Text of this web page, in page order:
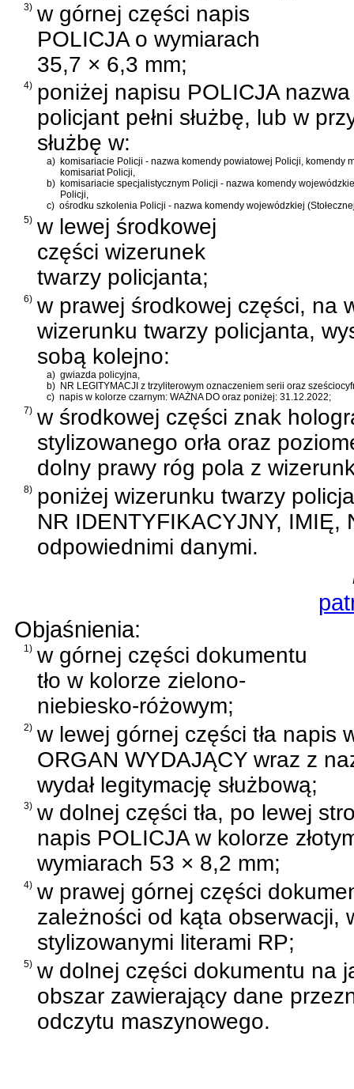
3) w górnej części napis
POLICJA o wymiarach
35,7 × 6,3 mm;
4) poniżej napisu POLICJA
policjant pełni służbę, lub w
służbę w:
a) komisariacie Policji - nazwa komendy powiatowej Policji, komendy
komisariat Policji,
b) komisariacie specjalistycznym Policji - nazwa komendy
Policji,
c) ośrodku szkolenia Policji - nazwa komendy wojewódzkiej
5) w lewej środkowej
części wizerunek
twarzy policjanta;
6) w prawej środkowej części, na
wizerunku twarzy policjanta,
sobą kolejno:
a) gwiazda policyjna,
b) NR LEGITYMACJI z trzyliterowym oznaczeniem serii oraz
c) napis w kolorze czarnym: WAŻNA DO oraz poniżej: 31.12.2022;
7) w środkowej części znak
stylizowanego orła oraz
dolny prawy róg pola z
8) poniżej wizerunku twarzy
NR IDENTYFIKACYJNY,
odpowiednimi danymi.
Objaśnienia:
1) w górnej części dokumentu
tło w kolorze zielono-
niebiesko-różowym;
2) w lewej górnej części tła napis
ORGAN WYDAJĄCY wraz z
wydał legitymację służbową;
3) w dolnej części tła, po lewej
napis POLICJA w kolorze
wymiarach 53 × 8,2 mm;
4) w prawej górnej części
zależności od kąta obserwacji,
stylizowanymi literami RP;
5) w dolnej części dokumentu na
obszar zawierający dane
odczytu maszynowego.